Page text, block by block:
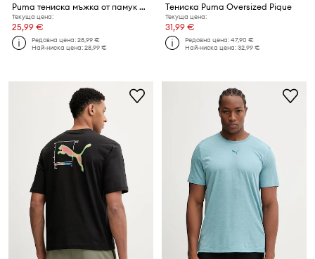
Puma тениска мъжка от памук Essential elevated
Текуща цена:
25,99 €
Редовна цена:28,99 €
Най-ниска цена:28,99 €
Тениска Puma Oversized Pique
Текуща цена:
31,99 €
Редовна цена:47,90 €
Най-ниска цена:32,99 €